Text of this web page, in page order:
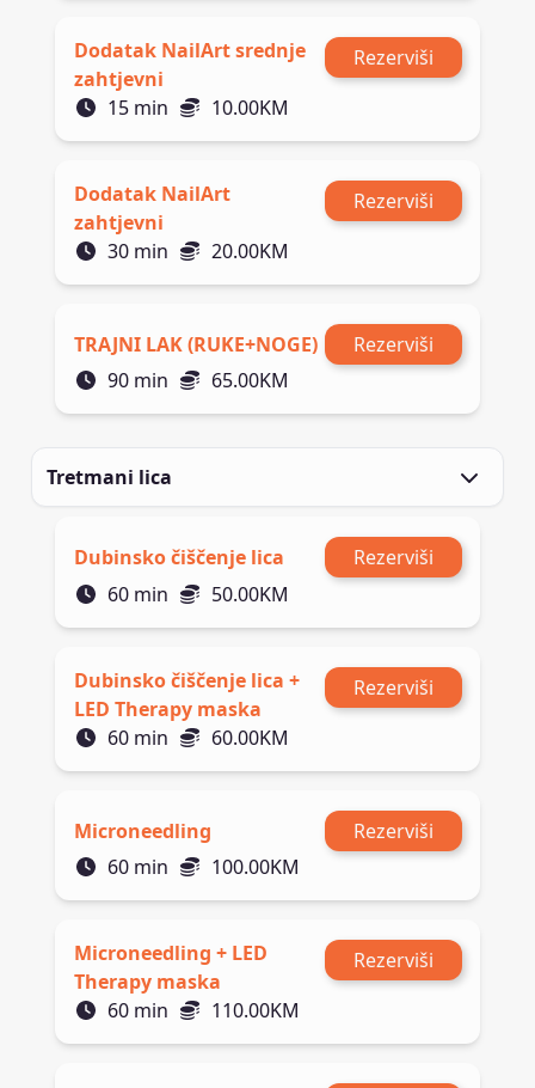
Dodatak NailArt srednje
zahtjevni
Rezerviši
15 min 10.00KM
Dodatak NailArt
zahtjevni
Rezerviši
30 min 20.00KM
TRAJNI LAK (RUKE+NOGE)
Rezerviši
90 min 65.00KM
Tretmani lica
Dubinsko čiščenje lica
Rezerviši
60 min 50.00KM
Dubinsko čiščenje lica +
LED Therapy maska
Rezerviši
60 min 60.00KM
Microneedling
Rezerviši
60 min 100.00KM
Microneedling + LED
Therapy maska
Rezerviši
60 min 110.00KM